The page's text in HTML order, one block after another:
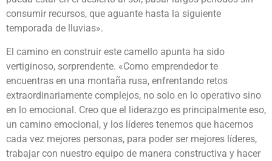
consumir recursos, que aguante hasta la siguiente
temporada de lluvias».
El camino en construir este camello apunta ha sido
vertiginoso, sorprendente. «Como emprendedor te
encuentras en una montaña rusa, enfrentando retos
extraordinariamente complejos, no solo en lo operativo sino
en lo emocional. Creo que el liderazgo es principalmente eso,
un camino emocional, y los líderes tenemos que hacernos
cada vez mejores personas, para poder ser mejores líderes,
trabajar con nuestro equipo de manera constructiva y hacer